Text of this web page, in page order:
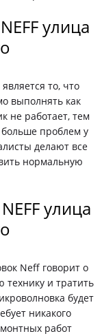
улица
то, что
выполнять как
не работает, тем
проблем у
делают все
нормальную
улица
Neff говорит о
технику и тратить
будет
никакого
работ